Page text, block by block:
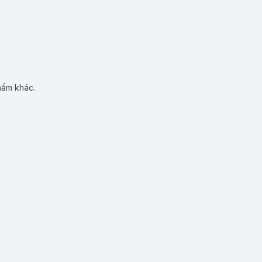
khác.